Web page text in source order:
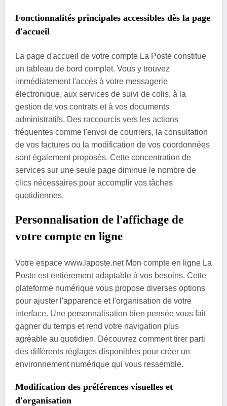
Fonctionnalités principales accessibles dès la page
d'accueil
La page d'accueil de votre compte La Poste constitue
un tableau de bord complet. Vous y trouvez
immédiatement l'accès à votre messagerie
électronique, aux services de suivi de colis, à la
gestion de vos contrats et à vos documents
administratifs. Des raccourcis vers les actions
fréquentes comme l'envoi de courriers, la consultation
de vos factures ou la modification de vos coordonnées
sont également proposés. Cette concentration de
services sur une seule page diminue le nombre de
clics nécessaires pour accomplir vos tâches
quotidiennes.
Personnalisation de l'affichage de
votre compte en ligne
Votre espace www.laposte.net Mon compte en ligne La
Poste est entièrement adaptable à vos besoins. Cette
plateforme numérique vous propose diverses options
pour ajuster l'apparence et l'organisation de votre
interface. Une personnalisation bien pensée vous fait
gagner du temps et rend votre navigation plus
agréable au quotidien. Découvrez comment tirer parti
des différents réglages disponibles pour créer un
environnement numérique qui vous ressemble.
Modification des préférences visuelles et
d'organisation